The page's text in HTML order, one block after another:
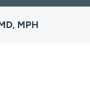
financiera
MPH